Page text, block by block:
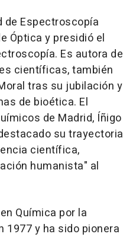
de Espectroscopía
Óptica y presidió el
Es autora de
científicas, también
tras su jubilación y
de bioética. El
de Madrid, Íñigo
su trayectoria
científica,
humanista" al
Química por la
1977 y ha sido pionera